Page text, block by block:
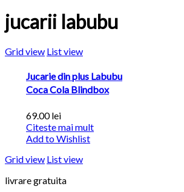
jucarii labubu
Grid view List view
Jucarie din plus Labubu
Coca Cola Blindbox
69.00lei
Citeste mai mult
Add to Wishlist
Grid view List view
livrare gratuita